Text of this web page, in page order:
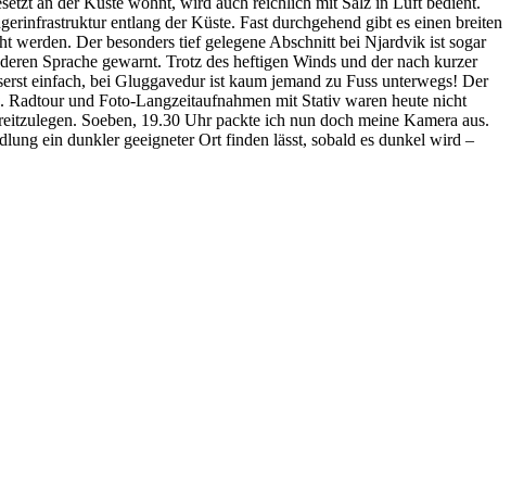
entlang der Küste. Fast durchgehend gibt es einen breiten
werden. Der besonders tief gelegene Abschnitt bei Njardvik ist sogar
Sprache gewarnt. Trotz des heftigen Winds und der nach kurzer
einfach, bei Gluggavedur ist kaum jemand zu Fuss unterwegs! Der
und Foto-Langzeitaufnahmen mit Stativ waren heute nicht
Soeben, 19.30 Uhr packte ich nun doch meine Kamera aus.
ein dunkler geeigneter Ort finden lässt, sobald es dunkel wird –